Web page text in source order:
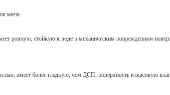
мяча.
ровную, стойкую к воде и механическим повреждениям
имеет более гладкую, чем ДСП, поверхность и высокую